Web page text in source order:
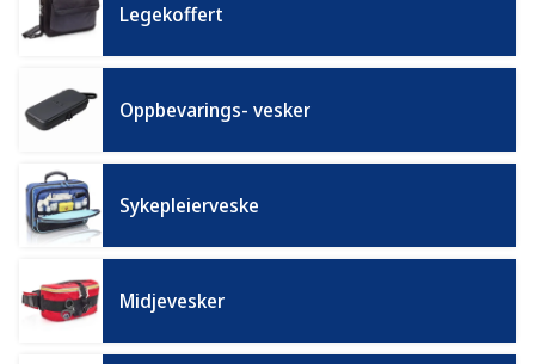
Legekoffert
Oppbevarings- vesker
Sykepleierveske
Midjevesker